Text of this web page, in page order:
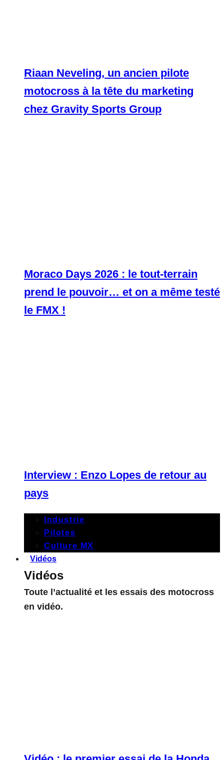
Riaan Neveling, un ancien pilote
motocross à la tête du marketing
chez Gravity Sports Group
Moraco Days 2026 : le tout-terrain
prend le pouvoir… et on a même testé
le FMX !
Interview : Enzo Lopes de retour au
pays
Industrie
Pilotes
Culture MX
Vidéos
Vidéos
Toute l’actualité et les essais des motocross
en vidéo.